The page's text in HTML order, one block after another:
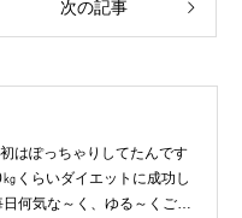
次の記事
はぽっちゃりしてたんです
くらいダイエットに成功し
何気な～く、ゆる～くご飯